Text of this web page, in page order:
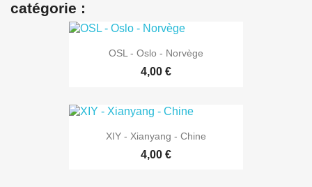
catégorie :
OSL - Oslo - Norvège
4,00 €
XIY - Xianyang - Chine
4,00 €